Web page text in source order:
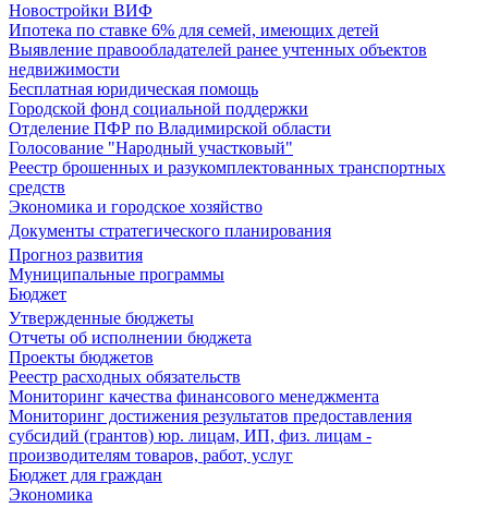
Новостройки ВИФ
Ипотека по ставке 6% для семей, имеющих детей
Выявление правообладателей ранее учтенных объектов
недвижимости
Бесплатная юридическая помощь
Городской фонд социальной поддержки
Отделение ПФР по Владимирской области
Голосование "Народный участковый"
Реестр брошенных и разукомплектованных транспортных
средств
Экономика и городское хозяйство
Документы стратегического планирования
Прогноз развития
Муниципальные программы
Бюджет
Утвержденные бюджеты
Отчеты об исполнении бюджета
Проекты бюджетов
Реестр расходных обязательств
Мониторинг качества финансового менеджмента
Мониторинг достижения результатов предоставления
субсидий (грантов) юр. лицам, ИП, физ. лицам -
производителям товаров, работ, услуг
Бюджет для граждан
Экономика